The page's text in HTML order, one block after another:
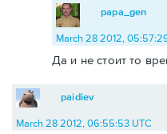
papa_gen
March 28 2012,
Да и не стоит то
paidiev
March 28 2012, 06:55:53 UTC